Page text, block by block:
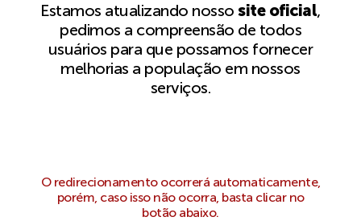
Estamos atualizando nossosite oficial,
pedimos a compreensão de todos
usuários para que possamos fornecer
melhorias a população em nossos
serviços.
O redirecionamento ocorrerá automaticamente,
porém, caso isso não ocorra, basta clicar no
botão abaixo.